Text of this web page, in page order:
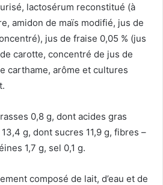
lactosérum reconstitué (à
amidon de maïs modifié, jus de
jus de fraise 0,05 % (jus
carotte, concentré de jus de
carthame, arôme et cultures
0,8 g, dont acides gras
g, dont sucres 11,9 g, fibres –
1,7 g, sel 0,1 g.
composé de lait, d’eau et de